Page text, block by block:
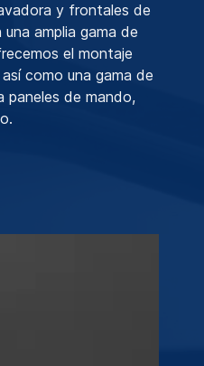
y frontales de
amplia gama de
el montaje
como una gama de
paneles de mando,